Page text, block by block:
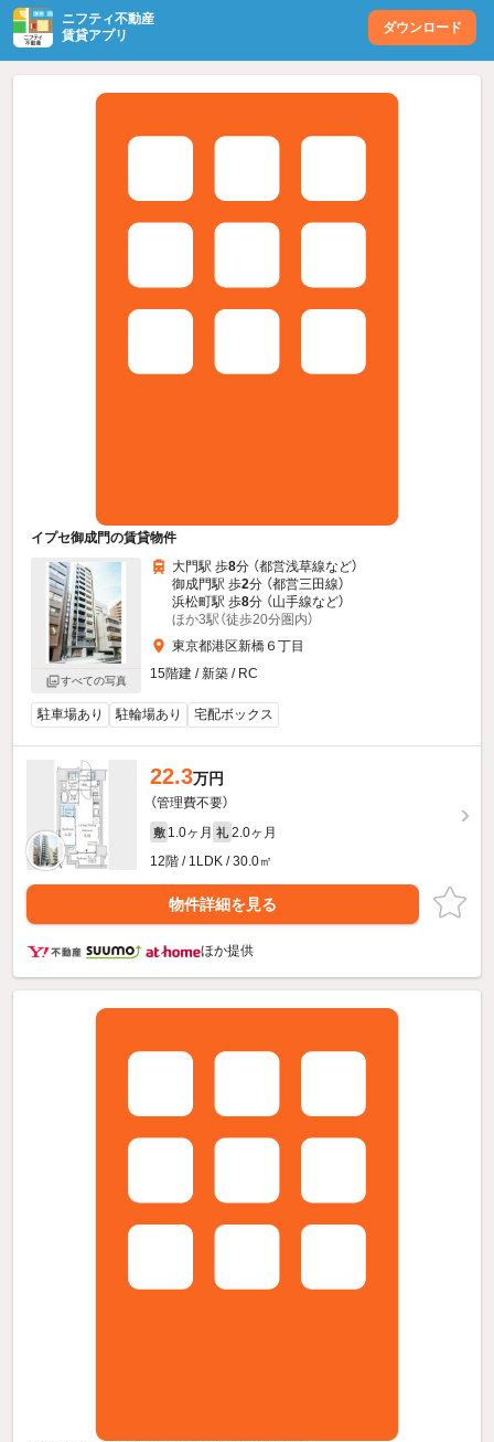
ニフティ不動産
賃貸アプリ
ダウンロード
イプセ御成門の賃貸物件
すべての写真
大門駅 歩8分 （都営浅草線など）
御成門駅 歩2分 （都営三田線）
浜松町駅 歩8分 （山手線など）
ほか3駅（徒歩20分圏内）
東京都港区新橋６丁目
15階建 / 新築 / RC
駐車場あり 駐輪場あり 宅配ボックス
22.3万円
（管理費不要）
敷 1.0ヶ月 礼 2.0ヶ月
12階 / 1LDK / 30.0㎡
物件詳細を見る
ほか提供